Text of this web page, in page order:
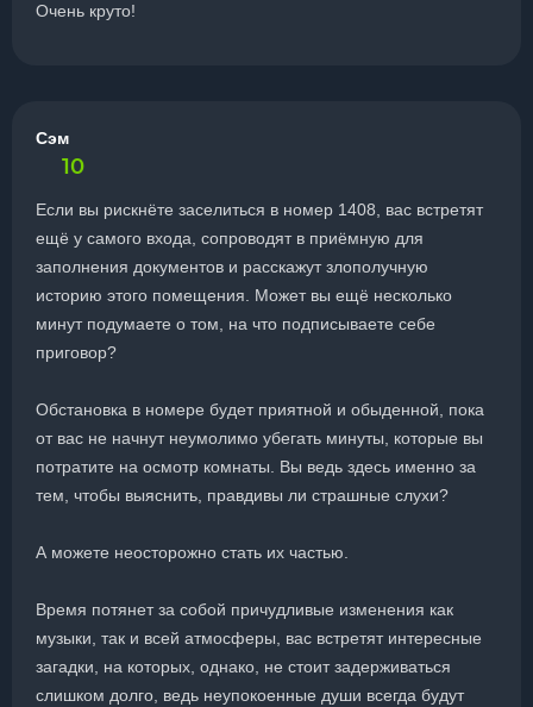
Очень круто!
Сэм
10
Если вы рискнёте заселиться в номер 1408, вас встретят
ещё у самого входа, сопроводят в приёмную для
заполнения документов и расскажут злополучную
историю этого помещения. Может вы ещё несколько
минут подумаете о том, на что подписываете себе
приговор?
Обстановка в номере будет приятной и обыденной, пока
от вас не начнут неумолимо убегать минуты, которые вы
потратите на осмотр комнаты. Вы ведь здесь именно за
тем, чтобы выяснить, правдивы ли страшные слухи?
А можете неосторожно стать их частью.
Время потянет за собой причудливые изменения как
музыки, так и всей атмосферы, вас встретят интересные
загадки, на которых, однако, не стоит задерживаться
слишком долго, ведь неупокоенные души всегда будут